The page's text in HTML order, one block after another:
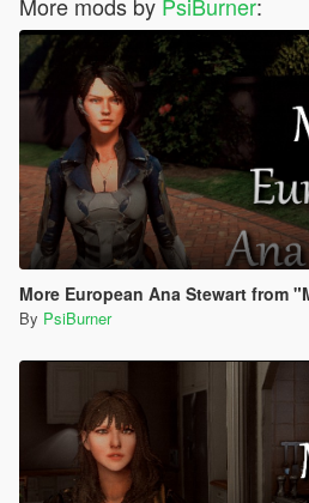
More mods by PsiBurner:
More European Ana Stewart from
By PsiBurner